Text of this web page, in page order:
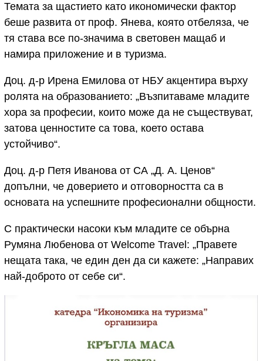
Темата за щастието като икономически фактор
беше развита от проф. Янева, която отбеляза, че
тя става все по-значима в световен мащаб и
намира приложение и в туризма.
Доц. д-р Ирена Емилова от НБУ акцентира върху
ролята на образованието: „Възпитаваме младите
хора за професии, които може да не съществуват,
затова ценностите са това, което остава
устойчиво“.
Доц. д-р Петя Иванова от СА „Д. А. Ценов“
допълни, че доверието и отговорността са в
основата на успешните професионални общности.
С практически насоки към младите се обърна
Румяна Любенова от Welcome Travel: „Правете
нещата така, че един ден да си кажете: „Направих
най-доброто от себе си“.